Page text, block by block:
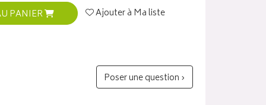
PANIER Ajouter à Ma liste
Poser une question ›